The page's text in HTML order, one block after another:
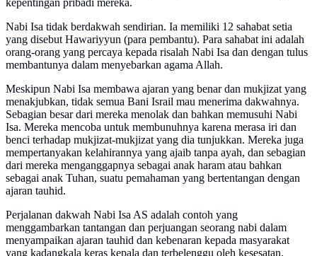
kepentingan pribadi mereka.
Nabi Isa tidak berdakwah sendirian. Ia memiliki 12 sahabat setia
yang disebut Hawariyyun (para pembantu). Para sahabat ini adalah
orang-orang yang percaya kepada risalah Nabi Isa dan dengan tulus
membantunya dalam menyebarkan agama Allah.
Meskipun Nabi Isa membawa ajaran yang benar dan mukjizat yang
menakjubkan, tidak semua Bani Israil mau menerima dakwahnya.
Sebagian besar dari mereka menolak dan bahkan memusuhi Nabi
Isa. Mereka mencoba untuk membunuhnya karena merasa iri dan
benci terhadap mukjizat-mukjizat yang dia tunjukkan. Mereka juga
mempertanyakan kelahirannya yang ajaib tanpa ayah, dan sebagian
dari mereka menganggapnya sebagai anak haram atau bahkan
sebagai anak Tuhan, suatu pemahaman yang bertentangan dengan
ajaran tauhid.
Perjalanan dakwah Nabi Isa AS adalah contoh yang
menggambarkan tantangan dan perjuangan seorang nabi dalam
menyampaikan ajaran tauhid dan kebenaran kepada masyarakat
yang kadangkala keras kepala dan terbelenggu oleh kesesatan.